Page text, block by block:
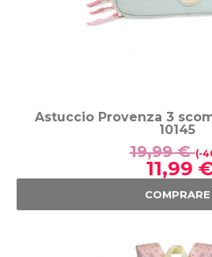
Astuccio Provenza 3
10145
19,99 €(-
11,99
COMPRARE